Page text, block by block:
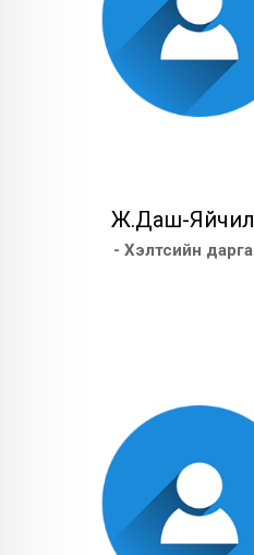
Ж.Даш-Яйчил
- Хэлтсийн дарга